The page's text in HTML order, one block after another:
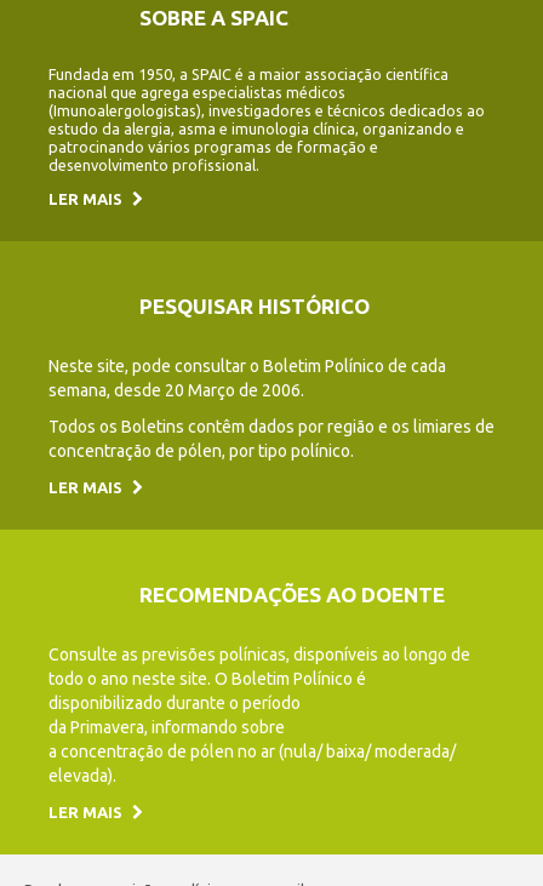
SOBRE A SPAIC
Fundada em 1950, a SPAIC é a maior associação científica
nacional que agrega especialistas médicos
(Imunoalergologistas), investigadores e técnicos dedicados ao
estudo da alergia, asma e imunologia clínica, organizando e
patrocinando vários programas de formação e
desenvolvimento profissional.
LER MAIS
PESQUISAR HISTÓRICO
Neste site, pode consultar o Boletim Polínico de cada
semana, desde 20 Março de 2006.
Todos os Boletins contêm dados por região e os limiares de
concentração de pólen, por tipo polínico.
LER MAIS
RECOMENDAÇÕES AO DOENTE
Consulte as previsões polínicas, disponíveis ao longo de
todo o ano neste site. O Boletim Polínico é
disponibilizado durante o período
da Primavera, informando sobre
a concentração de pólen no ar (nula/ baixa/ moderada/
elevada).
LER MAIS